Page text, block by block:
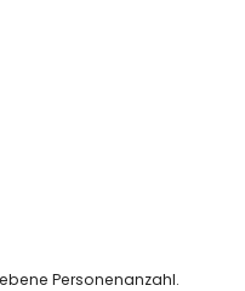
vom Haus)
Costa Blanca
(Virgen de Loreto,
Xàbia), Denkmal
Gebäude
Ort (Histórico de
(innerhalb von 25
Personenanzahl.